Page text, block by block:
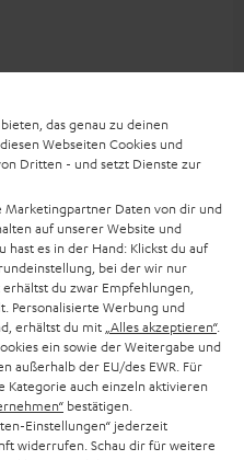
das genau zu deinen
Webseiten Cookies und
Dritten - und setzt Dienste zur
Daten von dir und
auf unserer Website und
es in der Hand: Klickst du auf
bei der wir nur
du zwar Empfehlungen,
Personalisierte Werbung und
erhältst du mit „Alles akzeptieren“.
ein sowie der Weitergabe und
außerhalb der EU/des EWR. Für
Kategorie auch einzeln aktivieren
bestätigen.
Einstellungen“ jederzeit
widerrufen. Schau dir für weitere